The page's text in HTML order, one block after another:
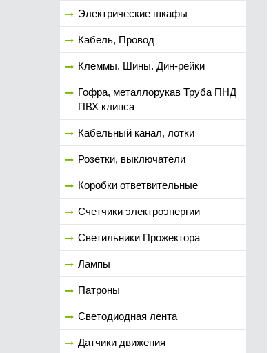
Электрические шкафы
Кабель, Провод
Клеммы. Шины. Дин-рейки
Гофра, металлорукав Труба ПНД
ПВХ клипса
Кабельный канал, лотки
Розетки, выключатели
Коробки ответвительные
Счетчики электроэнергии
Светильники Прожектора
Лампы
Патроны
Светодиодная лента
Датчики движения